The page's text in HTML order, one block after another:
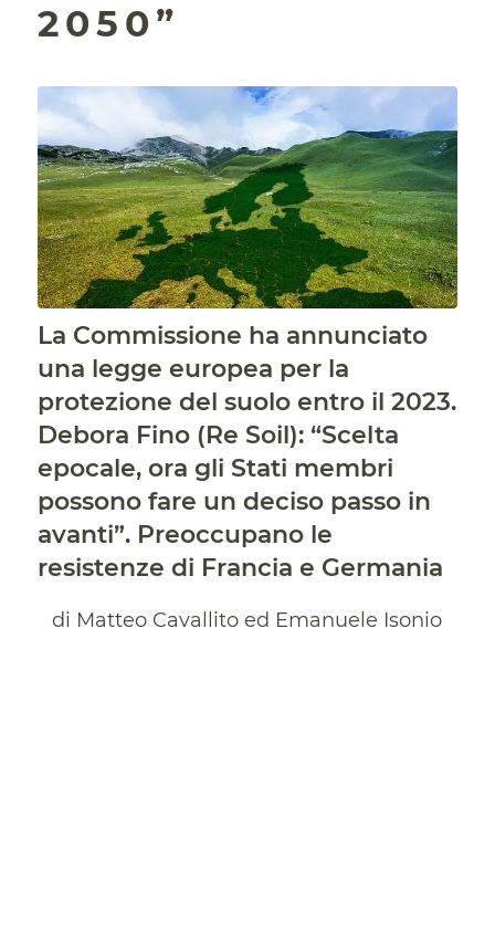
2050”
La Commissione ha annunciato
una legge europea per la
protezione del suolo entro il 2023.
Debora Fino (Re Soil): “Scelta
epocale, ora gli Stati membri
possono fare un deciso passo in
avanti”. Preoccupano le
resistenze di Francia e Germania
di Matteo Cavallito ed Emanuele Isonio